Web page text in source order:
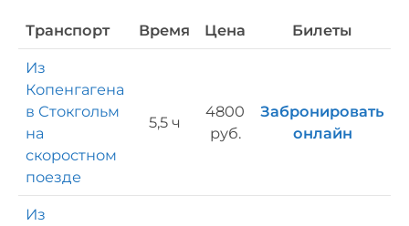
Транспорт Время Цена Билеты
Из
Копенгагена
в Стокгольм
на
скоростном
поезде
5,5 ч
4800
руб.
Забронировать
онлайн
Из